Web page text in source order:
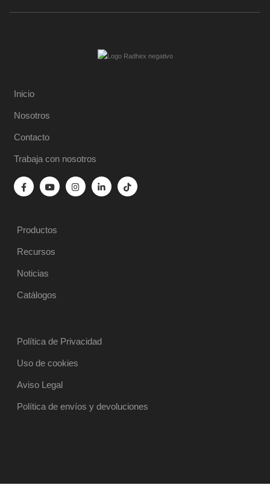
Inicio
Nosotros
Contacto
Trabaja con nosotros
Productos
Recursos
Noticias
Catálogos
Política de Privacidad
Uso de cookies
Aviso Legal
Política de envíos y devoluciones